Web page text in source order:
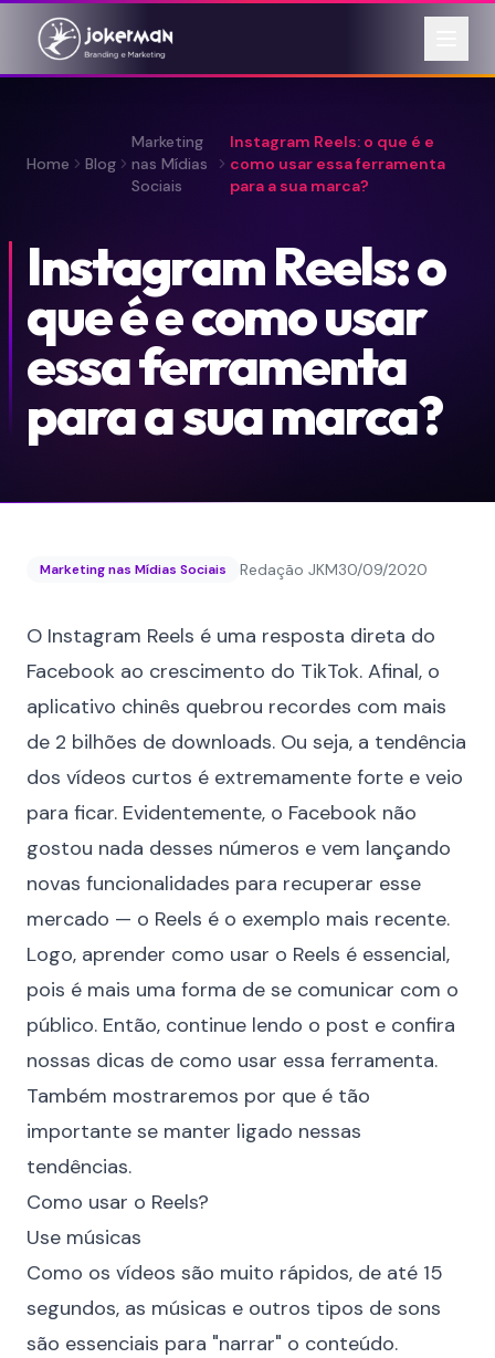
Home Blog
Marketing
nas Mídias
Sociais
Instagram Reels: o que é e
como usar essa ferramenta
para a sua marca?
Instagram Reels: o
que é e como usar
essa ferramenta
para a sua marca?
Marketing nas Mídias Sociais Redação JKM30/09/2020
O Instagram Reels é uma resposta direta do
Facebook ao crescimento do TikTok. Afinal, o
aplicativo chinês quebrou recordes com mais
de 2 bilhões de downloads. Ou seja, a tendência
dos vídeos curtos é extremamente forte e veio
para ficar. Evidentemente, o Facebook não
gostou nada desses números e vem lançando
novas funcionalidades para recuperar esse
mercado — o Reels é o exemplo mais recente.
Logo, aprender como usar o Reels é essencial,
pois é mais uma forma de se comunicar com o
público. Então, continue lendo o post e confira
nossas dicas de como usar essa ferramenta.
Também mostraremos por que é tão
importante se manter ligado nessas
tendências.
Como usar o Reels?
Use músicas
Como os vídeos são muito rápidos, de até 15
segundos, as músicas e outros tipos de sons
são essenciais para "narrar" o conteúdo.